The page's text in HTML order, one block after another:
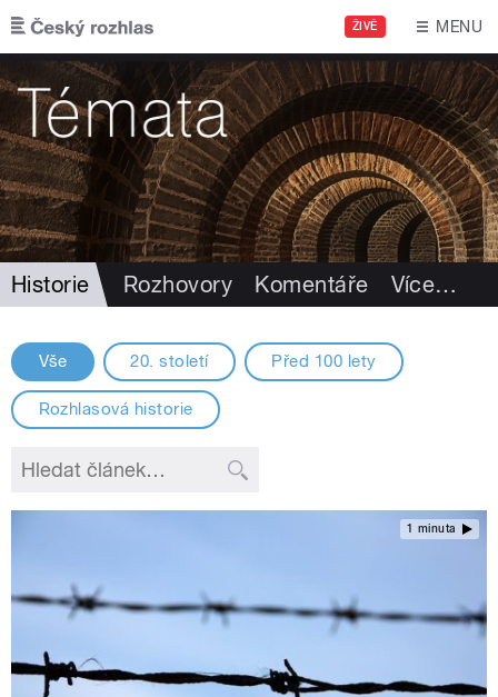
Přejít k hlavnímu obsahu
ŽIVĚ MENU
Historie Rozhovory Komentáře Více…
Vše 20. století Před 100 lety
Rozhlasová historie
1 minuta